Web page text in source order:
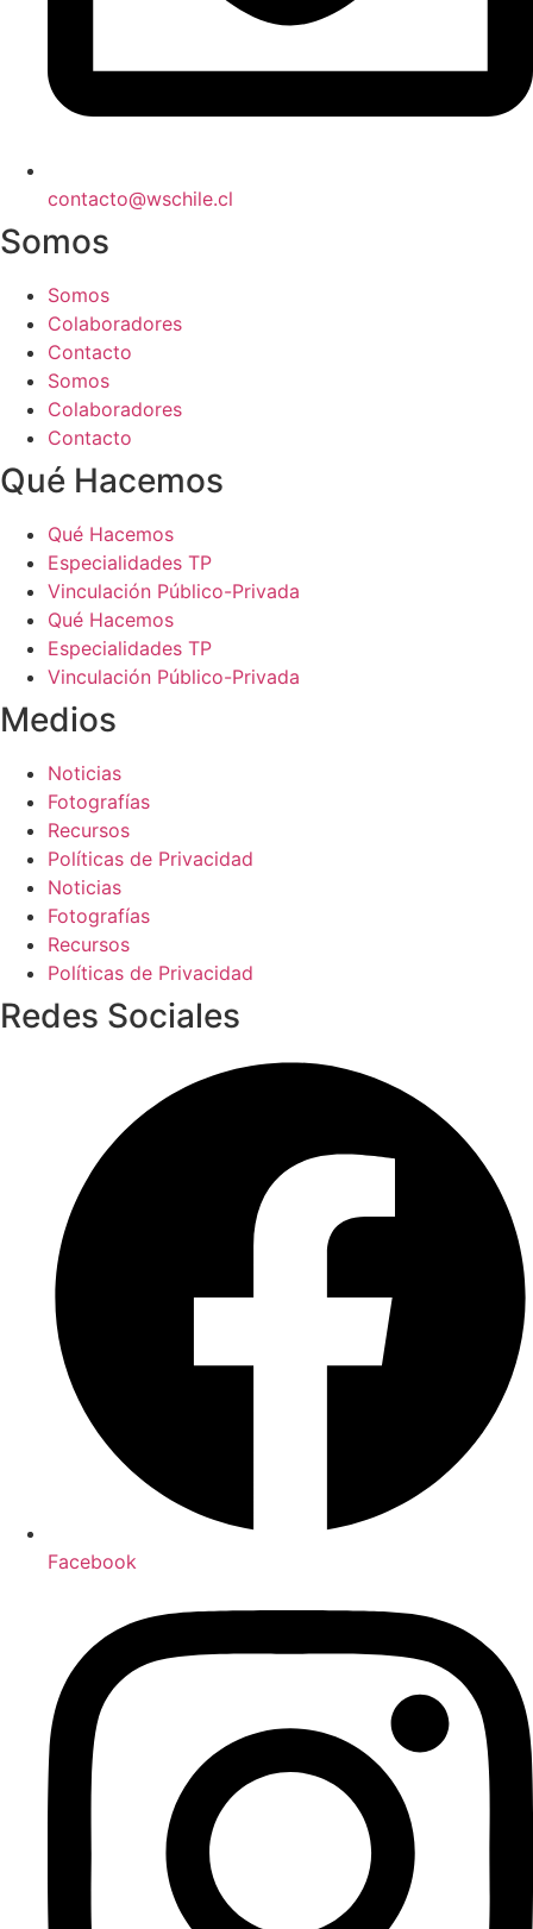
contacto@wschile.cl
Somos
Somos
Colaboradores
Contacto
Somos
Colaboradores
Contacto
Qué Hacemos
Qué Hacemos
Especialidades TP
Vinculación Público-Privada
Qué Hacemos
Especialidades TP
Vinculación Público-Privada
Medios
Noticias
Fotografías
Recursos
Políticas de Privacidad
Noticias
Fotografías
Recursos
Políticas de Privacidad
Redes Sociales
Facebook